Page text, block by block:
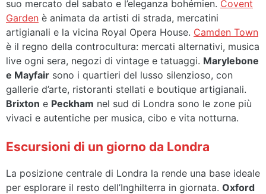
suo mercato del sabato e l’eleganza bohémien. Covent
Garden è animata da artisti di strada, mercatini
artigianali e la vicina Royal Opera House. Camden Town
è il regno della controcultura: mercati alternativi, musica
live ogni sera, negozi di vintage e tatuaggi. Marylebone
e Mayfair sono i quartieri del lusso silenzioso, con
gallerie d’arte, ristoranti stellati e boutique artigianali.
Brixton e Peckham nel sud di Londra sono le zone più
vivaci e autentiche per musica, cibo e vita notturna.
Escursioni di un giorno da Londra
La posizione centrale di Londra la rende una base ideale
per esplorare il resto dell’Inghilterra in giornata. Oxford